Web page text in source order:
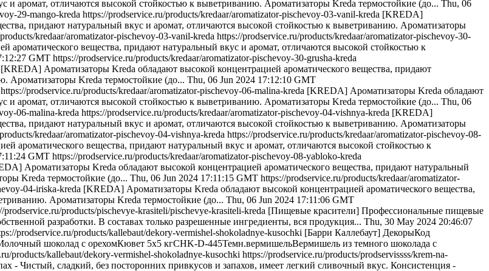
и аромат, отличаются высокой стойкостью к выветриванию. Ароматизаторы Kreda термостойкие (до... Thu, 06
29-mango-kreda https://prodservice.ru/products/kredaar/aromatizator-pischevoy-03-vanil-kreda [KREDA]
придают натуральный вкус и аромат, отличаются высокой стойкостью к выветриванию. Ароматизаторы
kredaar/aromatizator-pischevoy-03-vanil-kreda https://prodservice.ru/products/kredaar/aromatizator-pischevoy-30-
вещества, придают натуральный вкус и аромат, отличаются высокой стойкостью к
GMT https://prodservice.ru/products/kredaar/aromatizator-pischevoy-30-grusha-kreda
[KREDA] Ароматизаторы Kreda обладают высокой концентрацией ароматического вещества, придают
Ароматизаторы Kreda термостойкие (до... Thu, 06 Jun 2024 17:12:10 GMT
https://prodservice.ru/products/kredaar/aromatizator-pischevoy-06-malina-kreda [KREDA] Ароматизаторы Kreda обладают
и аромат, отличаются высокой стойкостью к выветриванию. Ароматизаторы Kreda термостойкие (до... Thu, 06
06-malina-kreda https://prodservice.ru/products/kredaar/aromatizator-pischevoy-04-vishnya-kreda [KREDA]
придают натуральный вкус и аромат, отличаются высокой стойкостью к выветриванию. Ароматизаторы
kredaar/aromatizator-pischevoy-04-vishnya-kreda https://prodservice.ru/products/kredaar/aromatizator-pischevoy-08-
ароматического вещества, придают натуральный вкус и аромат, отличаются высокой стойкостью к
GMT https://prodservice.ru/products/kredaar/aromatizator-pischevoy-08-yabloko-kreda
Ароматизаторы Kreda обладают высокой концентрацией ароматического вещества, придают натуральный
Kreda термостойкие (до... Thu, 06 Jun 2024 17:11:15 GMT https://prodservice.ru/products/kredaar/aromatizator-
04-iriska-kreda [KREDA] Ароматизаторы Kreda обладают высокой концентрацией ароматического вещества,
Ароматизаторы Kreda термостойкие (до... Thu, 06 Jun 2024 17:11:06 GMT
prodservice.ru/products/pischevye-krasiteli/pischevye-krasiteli-kreda [Пищевые красители] Профессиональные пищевые
разработки. В составах только разрешенные ингредиенты, вся продукция... Thu, 30 May 2024 20:46:07
prodservice.ru/products/kallebaut/dekory-vermishel-shokoladnye-kusochki [Барри Каллебаут] ДекорыКод
шоколад с орехомКювет 5x5 кгCHK-D-445Темн.вермишельВермишель из темного шоколада с
products/kallebaut/dekory-vermishel-shokoladnye-kusochki https://prodservice.ru/products/prodservissss/krem-na-
- Чистый, сладкий, без посторонних привкусов и запахов, имеет легкий сливочный вкус. Консистенция -